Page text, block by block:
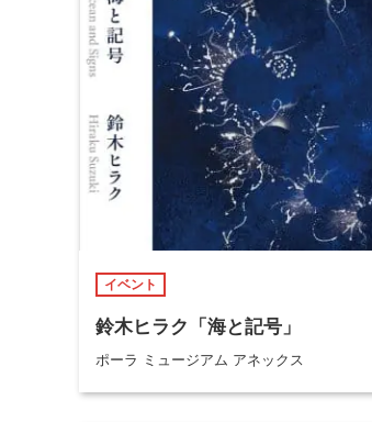
イベント
鈴木ヒラク「海と記号」
ポーラ ミュージアム アネックス